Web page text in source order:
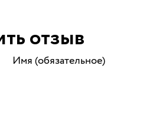
отзыв
Имя (обязательное)